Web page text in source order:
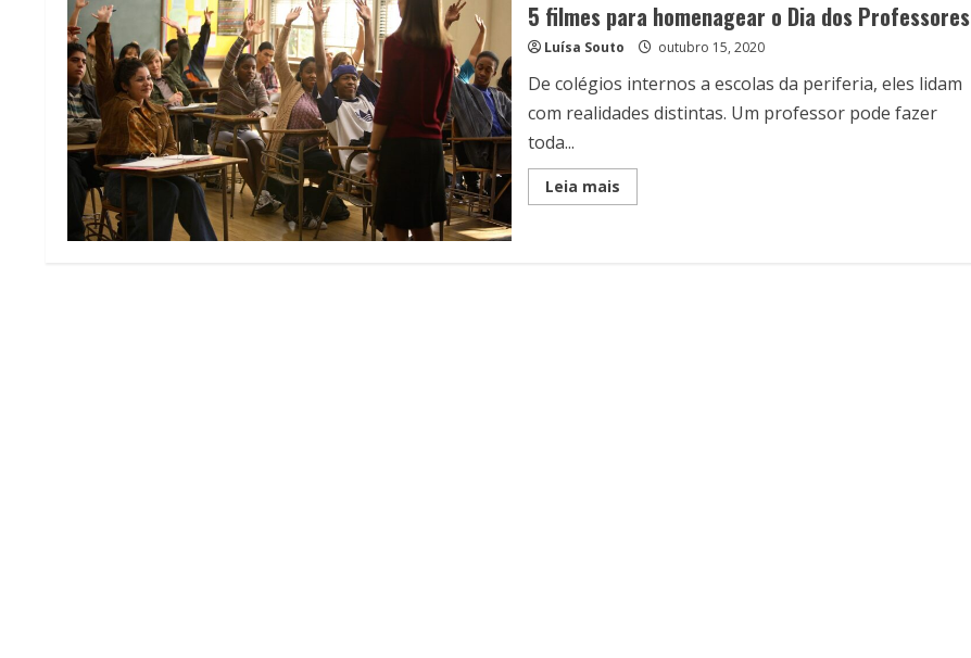
5 filmes para homenagear o Dia dos Professores
Luísa Souto outubro 15, 2020
De colégios internos a escolas da periferia, eles lidam
com realidades distintas. Um professor pode fazer
toda...
Leia maisRead
more